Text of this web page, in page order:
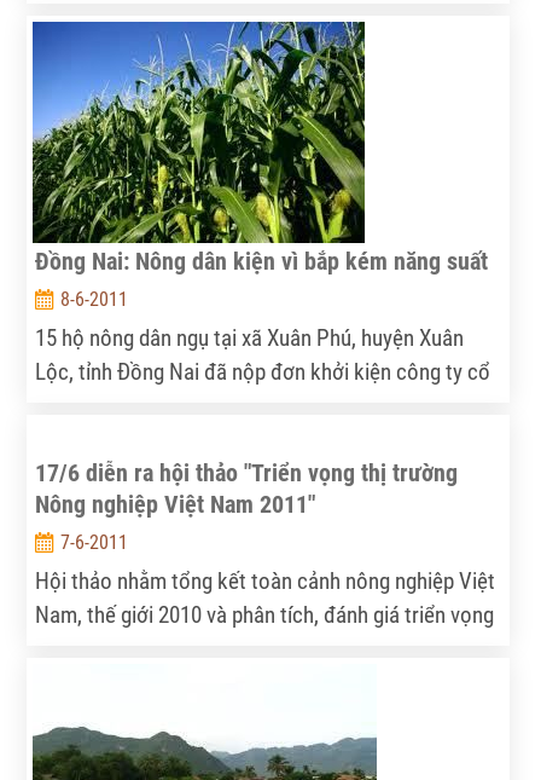
Đồng Nai: Nông dân kiện vì bắp kém năng suất
8-6-2011
15 hộ nông dân ngụ tại xã Xuân Phú, huyện Xuân
Lộc, tỉnh Đồng Nai đã nộp đơn khởi kiện công ty cổ
công ty phải thực hiện cam kết bảo hiểm sản lượng
với số tiền tổng cộng 98 triệu đồng.
17/6 diễn ra hội thảo "Triển vọng thị trường
Nông nghiệp Việt Nam 2011"
7-6-2011
Hội thảo nhằm tổng kết toàn cảnh nông nghiệp Việt
Nam, thế giới 2010 và phân tích, đánh giá triển vọng